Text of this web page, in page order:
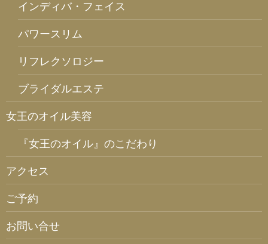
インディバ・フェイス
パワースリム
リフレクソロジー
ブライダルエステ
女王のオイル美容
『女王のオイル』のこだわり
アクセス
ご予約
お問い合せ